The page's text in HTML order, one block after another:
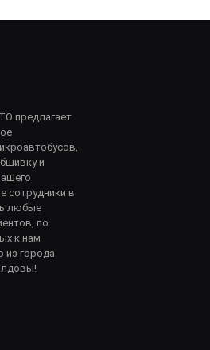
предлагает
и
сотрудники в
любые
по
к нам
из города